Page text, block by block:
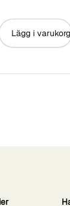
Lägg i varukorg